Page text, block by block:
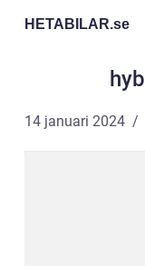
HETABILAR.se
14 januari 2024